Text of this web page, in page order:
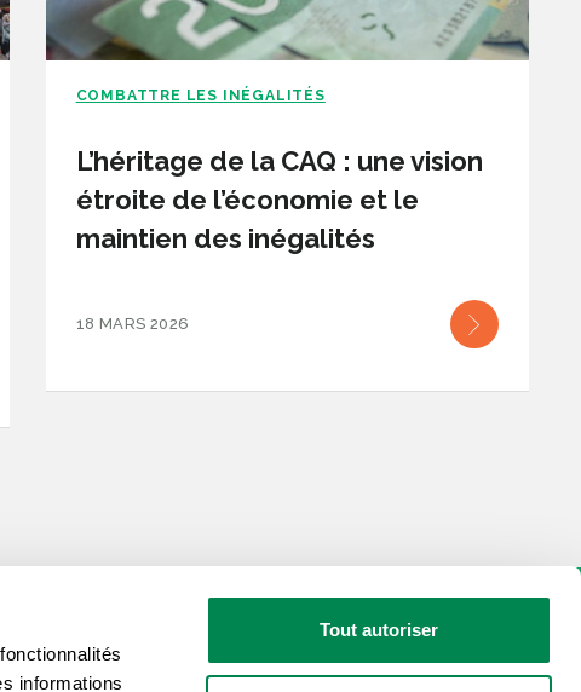
informations
Tout autoriser
COMBATTRE LES INÉGALITÉS
L’héritage de la CAQ : une vision
étroite de l’économie et le
maintien des inégalités
18 MARS 2026